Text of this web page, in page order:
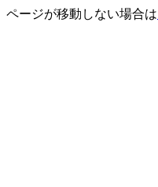
ページが移動しない場合は